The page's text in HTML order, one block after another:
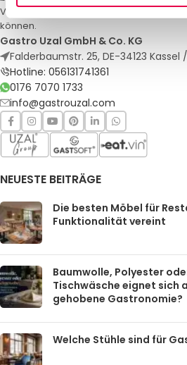
Veranstaltungen. Qualität und Service,
können.
Gastro Uzal GmbH & Co. KG
Falderbaumstr. 25, DE-34123
Hotline: 056131741361
0176 7070 1733
info@gastrouzal.com
NEUESTE BEITRÄGE
Die besten Möbel für
Funktionalität vereint
Baumwolle, Polyester
Tischwäsche eignet sich
gehobene Gastronomie?
Welche Stühle sind für